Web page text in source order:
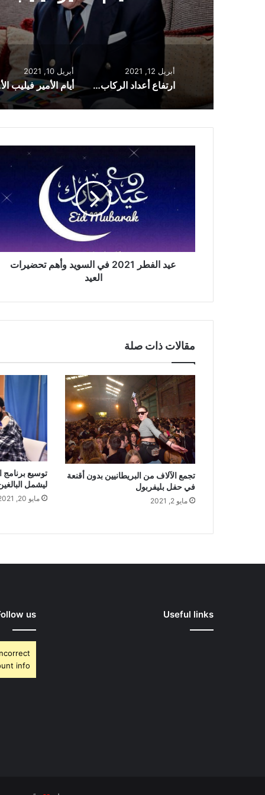
أبريل 12, 2021
ارتفاع أعداد الركاب في لندن مع تخفيف قيود الإغلاق
أبريل 10, 2021
أيام
عيد الفطر 2021 في السويد وأهم تحضيرات
العيد
مقالات ذات صلة
تجمع الآلاف من البريطانيين بدون أقنعة
في حفل بليفربول
مايو 2, 2021
توسيع برنامج
ليشمل البالغين
مايو 20, 2021
Useful links
us
info.